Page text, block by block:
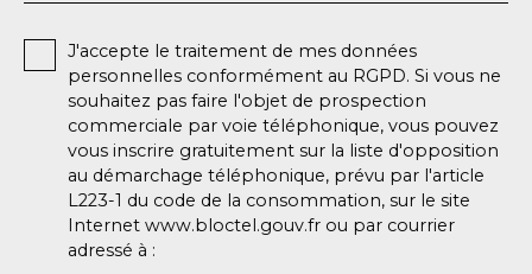
J'accepte le traitement de mes données
personnelles conformément au RGPD. Si vous ne
souhaitez pas faire l'objet de prospection
commerciale par voie téléphonique, vous pouvez
vous inscrire gratuitement sur la liste d'opposition
au démarchage téléphonique, prévu par l'article
L223-1 du code de la consommation, sur le site
Internet www.bloctel.gouv.fr ou par courrier
adressé à :